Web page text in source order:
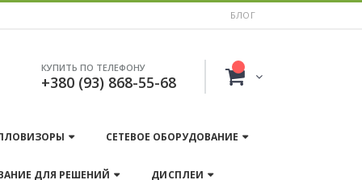
БЛОГ
КУПИТЬ ПО ТЕЛЕФОНУ
+380 (93) 868-55-68
СЕТЕВОЕ ОБОРУДОВАНИЕ
ДЛЯ РЕШЕНИЙ ДИСПЛЕИ